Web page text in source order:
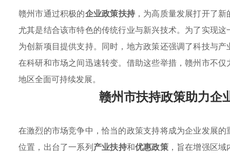
赣州市通过积极的企业政策扶持，为高质量发展打开了
尤其是结合该市特色的传统行业与新兴技术。为了实现
为创新项目提供支持。同时，地方政策还强调了科技与
在科研和市场之间迅速转变。借助这些举措，赣州市不
地区全面可持续发展。
赣州市扶持政策助力企
在激烈的市场竞争中，恰当的政策支持将成为企业发展
位置，出台了一系列产业扶持和优惠政策，旨在增强区域